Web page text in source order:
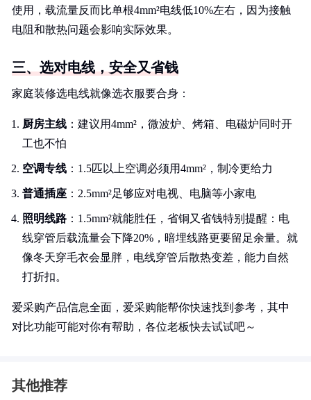
使用，载流量反而比单根4mm²电线低10%左右，因为接触
电阻和散热问题会影响实际效果。
三、选对电线，安全又省钱
家庭装修选电线就像选衣服要合身：
厨房主线 ：建议用4mm²，微波炉、烤箱、电磁炉同时开
工也不怕
空调专线 ：1.5匹以上空调必须用4mm²，制冷更给力
普通插座 ：2.5mm²足够应对电视、电脑等小家电
照明线路 ：1.5mm²就能胜任，省铜又省钱特别提醒：电
线穿管后载流量会下降20%，暗埋线路更要留足余量。就
像冬天穿毛衣会显胖，电线穿管后散热变差，能力自然
打折扣。
爱采购产品信息全面，爱采购能帮你快速找到参考，其中
对比功能可能对你有帮助，各位老板快去试试吧～
其他推荐